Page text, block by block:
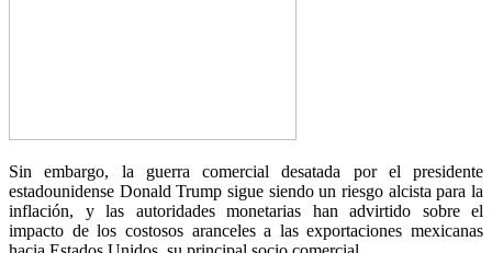
Sin embargo, la guerra comercial desatada por el presidente
estadounidense Donald Trump sigue siendo un riesgo alcista para la
inflación, y las autoridades monetarias han advirtido sobre el
impacto de los costosos aranceles a las exportaciones mexicanas